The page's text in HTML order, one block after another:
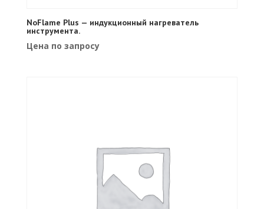
NoFlame Plus — индукционный нагреватель
инструмента.
Цена по запросу